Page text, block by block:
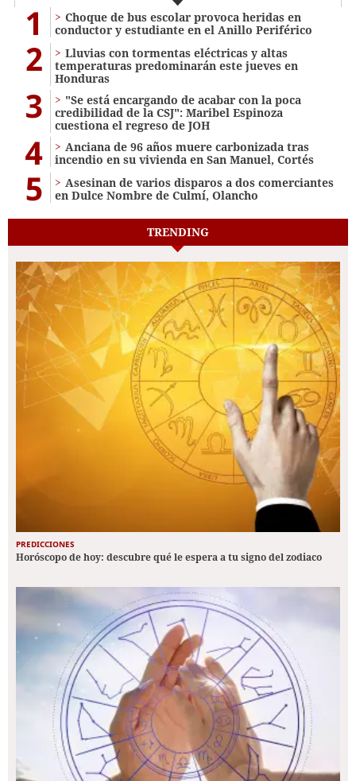
1
Choque de bus escolar provoca heridas en
conductor y estudiante en el Anillo Periférico
2
Lluvias con tormentas eléctricas y altas
temperaturas predominarán este jueves en
Honduras
3
"Se está encargando de acabar con la poca
credibilidad de la CSJ": Maribel Espinoza
cuestiona el regreso de JOH
4
Anciana de 96 años muere carbonizada tras
incendio en su vivienda en San Manuel, Cortés
5
Asesinan de varios disparos a dos comerciantes
en Dulce Nombre de Culmí, Olancho
TRENDING
PREDICCIONES
Horóscopo de hoy: descubre qué le espera a tu signo del zodiaco